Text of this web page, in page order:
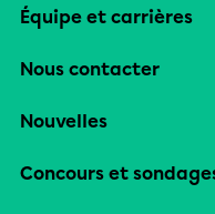
Équipe et carrières
Nous contacter
Nouvelles
Concours et